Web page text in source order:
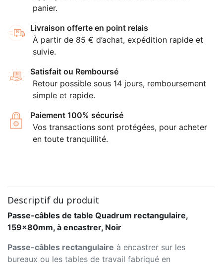
panier.
Livraison offerte en point relais
À partir de 85 € d’achat, expédition rapide et
suivie.
Satisfait ou Remboursé
Retour possible sous 14 jours, remboursement
simple et rapide.
Paiement 100% sécurisé
Vos transactions sont protégées, pour acheter
en toute tranquillité.
Descriptif du produit
Passe-câbles de table Quadrum rectangulaire,
159x80mm, à encastrer, Noir
Passe-câbles rectangulaire à encastrer sur les
bureaux ou les tables de travail fabriqué en